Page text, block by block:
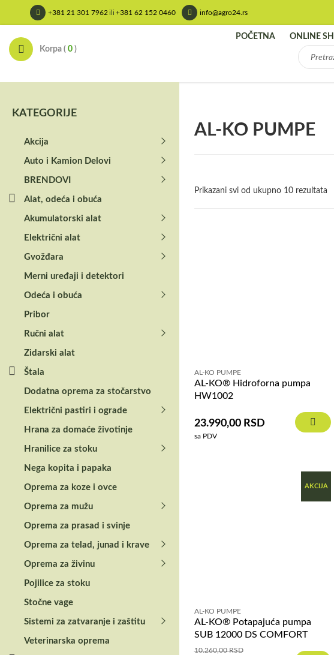
+381 21 301 7962 ili +381 62 152 0460 info@agro24.rs
POČETNA ONLINE
Pretraga
za:
Korpa ( 0 )
AL-KO PUMPE
Prikazani svi od ukupno 10 rezultata
AL-KO PUMPE
AL-KO® Hidroforna pumpa
HW1002
23.990,00 RSD
sa PDV
AKCIJA
AL-KO PUMPE
AL-KO® Potapajuća pumpa
SUB 12000 DS COMFORT
10.260,00RSD
KATEGORIJE
Akcija
Auto i Kamion Delovi
BRENDOVI
Alat, odeća i obuća
Akumulatorski alat
Električni alat
Gvožđara
Merni uređaji i detektori
Odeća i obuća
Pribor
Ručni alat
Zidarski alat
Štala
Dodatna oprema za stočarstvo
Električni pastiri i ograde
Hrana za domaće životinje
Hranilice za stoku
Nega kopita i papaka
Oprema za koze i ovce
Oprema za mužu
Oprema za prasad i svinje
Oprema za telad, junad i krave
Oprema za živinu
Pojilice za stoku
Stočne vage
Sistemi za zatvaranje i zaštitu
Veterinarska oprema